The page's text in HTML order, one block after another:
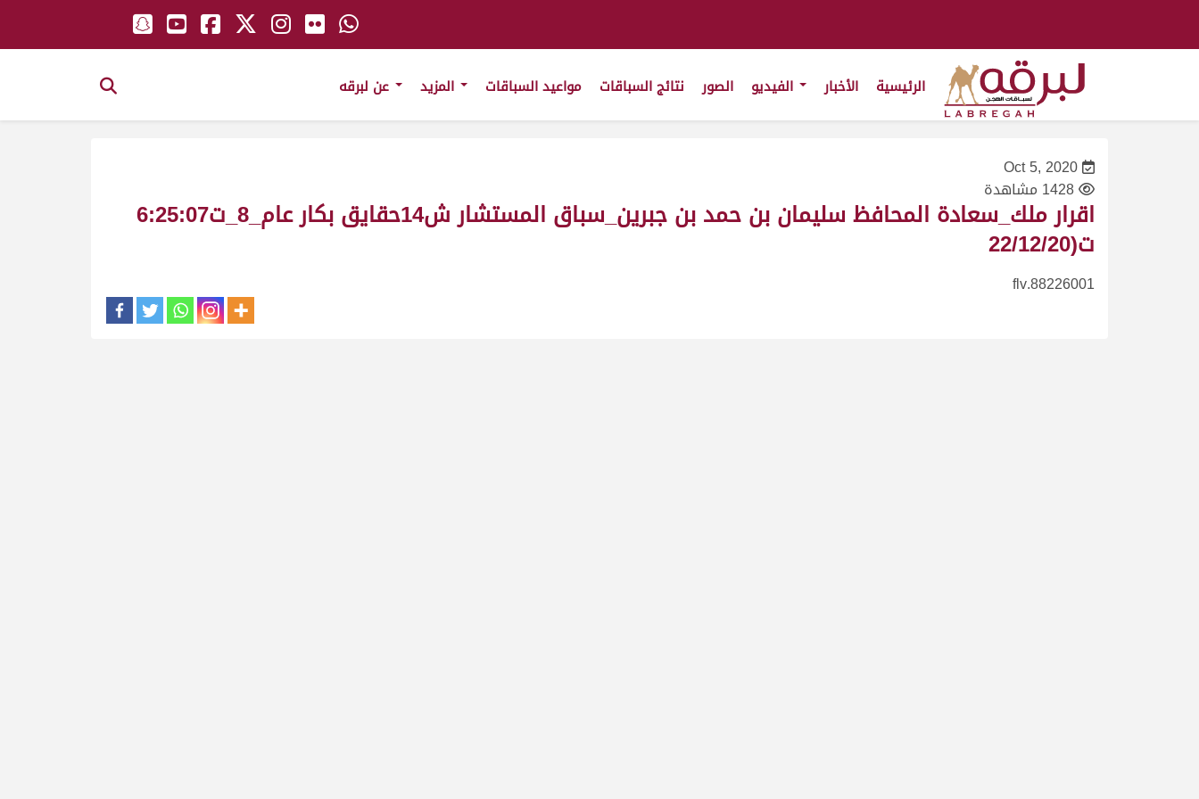
الرئيسية الأخبار الصور نتائج السباقات مواعيد السباقات
Oct 5, 2020
1428 مشاهدة
اقرار ملك_سعادة المحافظ سليمان بن حمد بن جبرين_سباق المستشار ش14حقايق بكار عام_8_ت6:25:07
ت(22/12/20
88226001.flv